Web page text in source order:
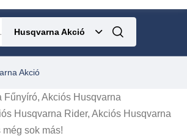
Husqvarna Akció
Akció
Fűnyíró, Akciós Husqvarna
Husqvarna Rider, Akciós Husqvarna
még sok más!